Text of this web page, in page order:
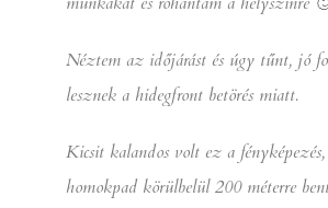
Néztem az időjárást és úgy tűnt, jó
lesznek a hidegfront betörés miatt.
Kicsit kalandos volt ez a
homokpad körülbelül 200 méterre